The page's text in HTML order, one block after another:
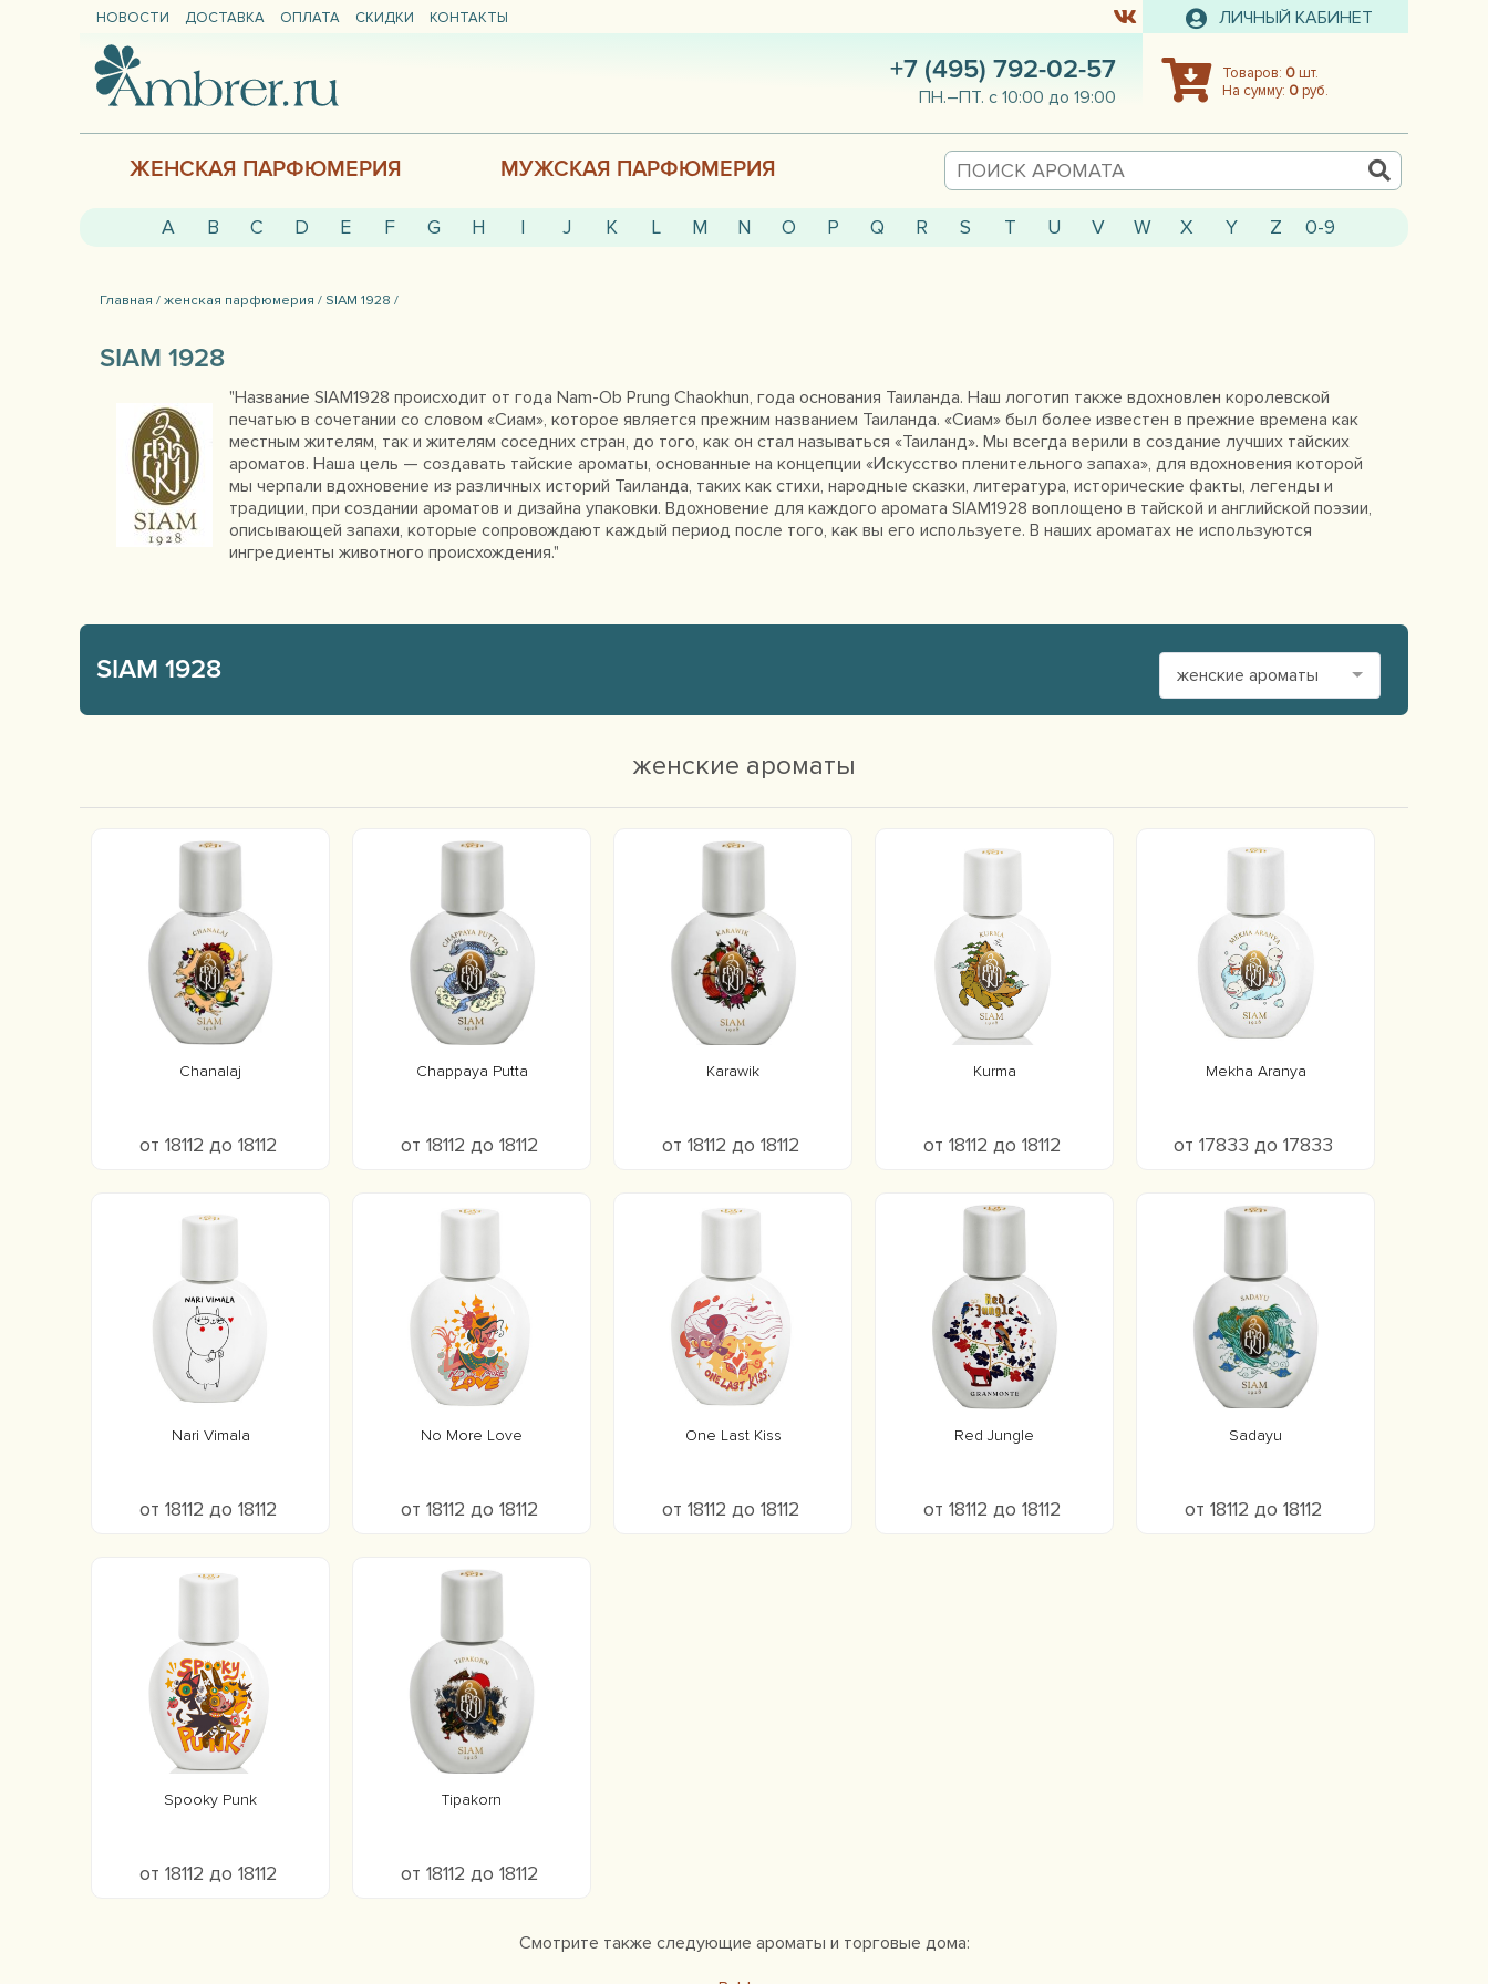
НОВОСТИ ДОСТАВКА ОПЛАТА СКИДКИ КОНТАКТЫ ЛИЧНЫЙ КАБИНЕТ
Товаров: 0шт.
На сумму: 0руб.
+7 (495) 792-02-57
ПН.–ПТ. с 10:00 до 19:00
ЖЕНСКАЯ ПАРФЮМЕРИЯ МУЖСКАЯ ПАРФЮМЕРИЯ
A B C D E F G H I J K L M N O P Q R S T U V W X Y Z 0-9
Главная /женская парфюмерия / SIAM 1928 /
SIAM 1928
"Название SIAM1928 происходит от года Nam-Ob Prung Chaokhun, года основания Таиланда. Наш логотип также вдохновлен королевской
печатью в сочетании со словом «Сиам», которое является прежним названием Таиланда. «Сиам» был более известен в прежние времена как
местным жителям, так и жителям соседних стран, до того, как он стал называться «Таиланд». Мы всегда верили в создание лучших тайских
ароматов. Наша цель — создавать тайские ароматы, основанные на концепции «Искусство пленительного запаха», для вдохновения которой
мы черпали вдохновение из различных историй Таиланда, таких как стихи, народные сказки, литература, исторические факты, легенды и
традиции, при создании ароматов и дизайна упаковки. Вдохновение для каждого аромата SIAM1928 воплощено в тайской и английской поэзии,
описывающей запахи, которые сопровождают каждый период после того, как вы его используете. В наших ароматах не используются
ингредиенты животного происхождения."
SIAM 1928 женские ароматы
женские ароматы
Chanalaj
от 18112 до 18112
Chappaya Putta
от 18112 до 18112
Karawik
от 18112 до 18112
Kurma
от 18112 до 18112
Mekha Aranya
от 17833 до 17833
Nari Vimala
от 18112 до 18112
No More Love
от 18112 до 18112
One Last Kiss
от 18112 до 18112
Red Jungle
от 18112 до 18112
Sadayu
от 18112 до 18112
Spooky Punk
от 18112 до 18112
Tipakorn
от 18112 до 18112
Смотрите также следующие ароматы и торговые дома: